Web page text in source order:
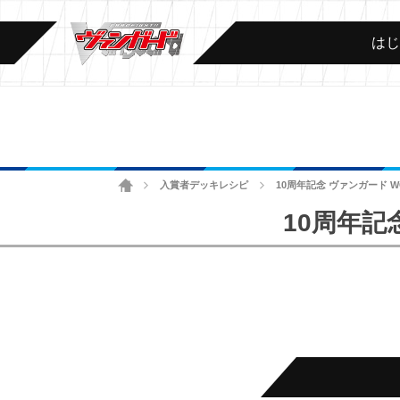
は
ホーム 入賞者デッキレシピ 10周年記念 ヴァンガード
10周年記